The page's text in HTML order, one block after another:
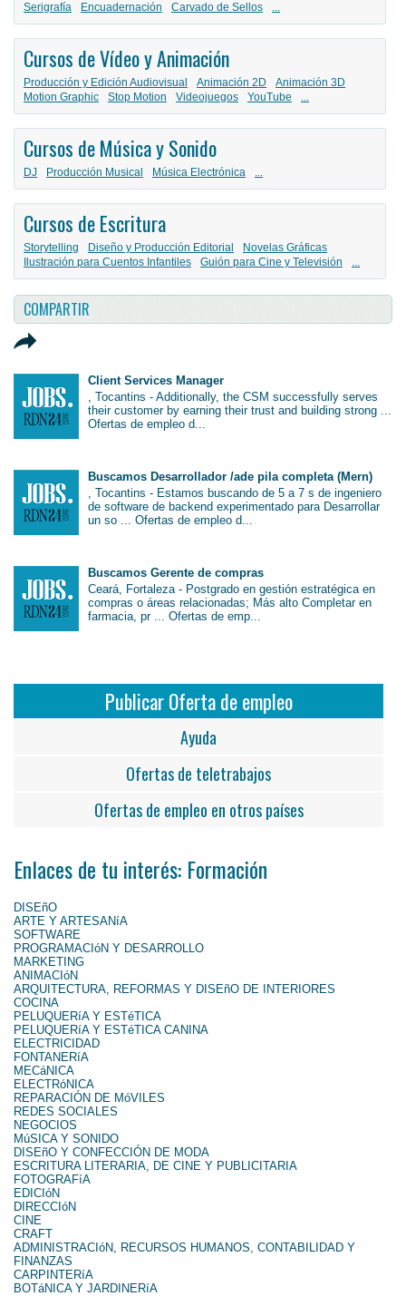
Serigrafía Encuadernación Carvado de Sellos ...
Cursos de Vídeo y Animación
Producción y Edición Audiovisual Animación 2D
Animación 3D
Motion Graphic
Stop Motion Videojuegos YouTube ...
Cursos de Música y Sonido
DJ Producción Musical Música Electrónica ...
Cursos de Escritura
Storytelling Diseño y Producción Editorial
Novelas Gráficas
Ilustración para Cuentos Infantiles
Guión para Cine y Televisión ...
COMPARTIR
Client Services Manager
, Tocantins - Additionally, the CSM successfully serves
their customer by earning their trust and building strong ...
Ofertas de empleo d...
Buscamos Desarrollador /ade pila completa (Mern)
, Tocantins - Estamos buscando de 5 a 7 s de ingeniero
de software de backend experimentado para Desarrollar
un so ... Ofertas de empleo d...
Buscamos Gerente de compras
Ceará, Fortaleza - Postgrado en gestión estratégica en
compras o áreas relacionadas; Más alto Completar en
farmacia, pr ... Ofertas de emp...
Publicar Oferta de empleo
Ayuda
Ofertas de teletrabajos
Ofertas de empleo en otros países
Enlaces de tu interés: Formación
DISEñO
ARTE Y ARTESANíA
SOFTWARE
PROGRAMACIóN Y DESARROLLO
MARKETING
ANIMACIóN
ARQUITECTURA, REFORMAS Y DISEñO DE INTERIORES
COCINA
PELUQUERíA Y ESTéTICA
PELUQUERíA Y ESTéTICA CANINA
ELECTRICIDAD
FONTANERíA
MECáNICA
ELECTRóNICA
REPARACIÓN DE MóVILES
REDES SOCIALES
NEGOCIOS
MúSICA Y SONIDO
DISEñO Y CONFECCIÓN DE MODA
ESCRITURA LITERARIA, DE CINE Y PUBLICITARIA
FOTOGRAFíA
EDICIóN
DIRECCIóN
CINE
CRAFT
ADMINISTRACIóN, RECURSOS HUMANOS, CONTABILIDAD Y
FINANZAS
CARPINTERíA
BOTáNICA Y JARDINERíA